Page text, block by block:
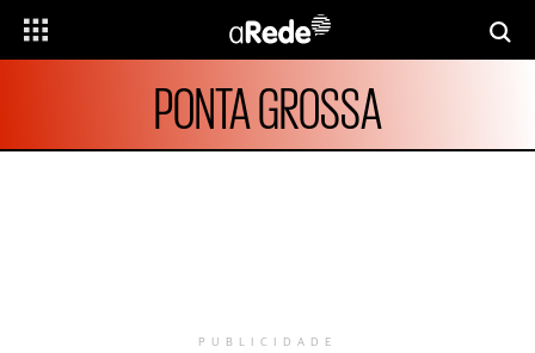
PONTA GROSSA
PUBLICIDADE